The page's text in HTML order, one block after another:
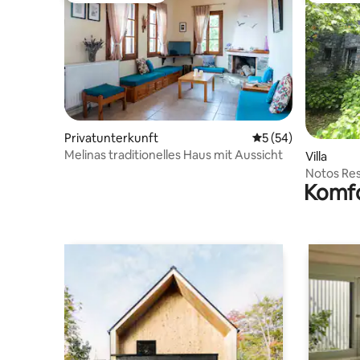
Privatunterkunft Durchschnittliche
5 (54)
Melinas traditionelles Haus mit Aussicht
Villa
Notos